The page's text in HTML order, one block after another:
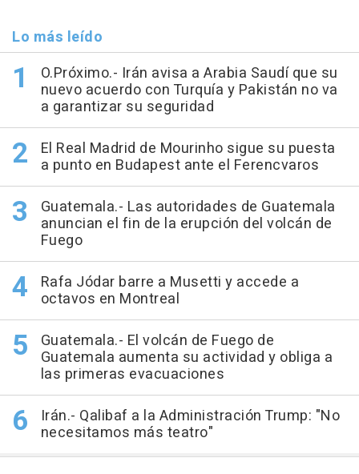
Lo más leído
O.Próximo.- Irán avisa a Arabia Saudí que su
nuevo acuerdo con Turquía y Pakistán no va
a garantizar su seguridad
El Real Madrid de Mourinho sigue su puesta
a punto en Budapest ante el Ferencvaros
Guatemala.- Las autoridades de Guatemala
anuncian el fin de la erupción del volcán de
Fuego
Rafa Jódar barre a Musetti y accede a
octavos en Montreal
Guatemala.- El volcán de Fuego de
Guatemala aumenta su actividad y obliga a
las primeras evacuaciones
Irán.- Qalibaf a la Administración Trump: "No
necesitamos más teatro"